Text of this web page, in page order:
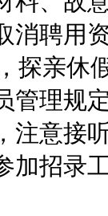
消聘用
探亲休
管理规
注意接
加招录